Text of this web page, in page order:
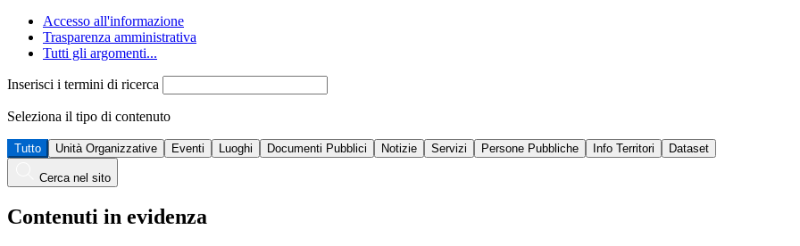
Accesso all'informazione
Trasparenza amministrativa
Tutti gli argomenti...
Inserisci i termini di ricerca
Seleziona il tipo di contenuto
Tutto Unità Organizzative Eventi Luoghi Documenti Pubblici Notizie Servizi Persone Pubbliche Info Territori Dataset
Cerca nel sito
Contenuti in evidenza